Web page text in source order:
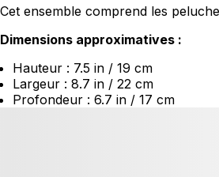
Cet ensemble comprend les
Dimensions approximatives :
Hauteur : 7.5 in / 19 cm
Largeur : 8.7 in / 22 cm
Profondeur : 6.7 in / 17 cm